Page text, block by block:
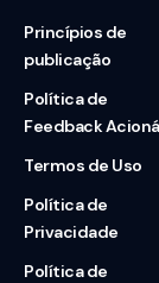
Princípios de
publicação
Política de
Feedback
Termos de Uso
Política de
Privacidade
Política de